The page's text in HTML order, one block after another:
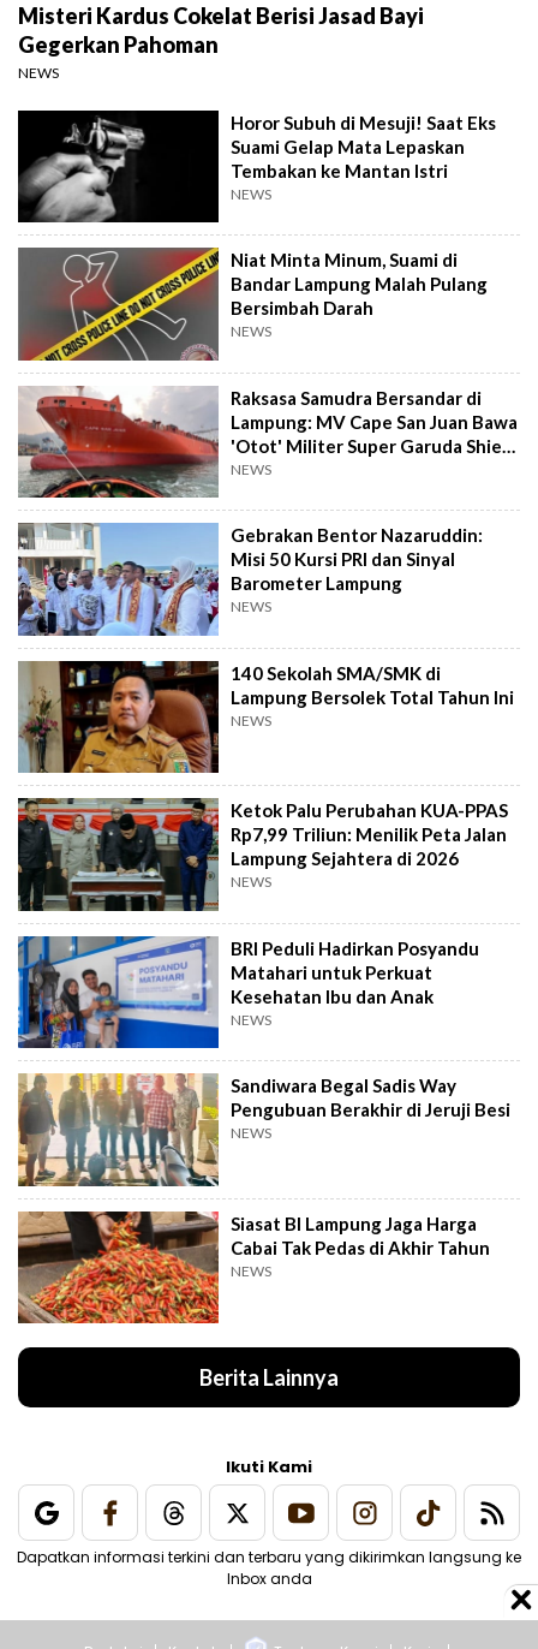
Misteri Kardus Cokelat Berisi Jasad Bayi
Gegerkan Pahoman
NEWS
Horor Subuh di Mesuji! Saat Eks
Suami Gelap Mata Lepaskan
Tembakan ke Mantan Istri
NEWS
Niat Minta Minum, Suami di
Bandar Lampung Malah Pulang
Bersimbah Darah
NEWS
Raksasa Samudra Bersandar di
Lampung: MV Cape San Juan Bawa
'Otot' Militer Super Garuda Shield
2026
NEWS
Gebrakan Bentor Nazaruddin:
Misi 50 Kursi PRI dan Sinyal
Barometer Lampung
NEWS
140 Sekolah SMA/SMK di
Lampung Bersolek Total Tahun Ini
NEWS
Ketok Palu Perubahan KUA-PPAS
Rp7,99 Triliun: Menilik Peta Jalan
Lampung Sejahtera di 2026
NEWS
BRI Peduli Hadirkan Posyandu
Matahari untuk Perkuat
Kesehatan Ibu dan Anak
NEWS
Sandiwara Begal Sadis Way
Pengubuan Berakhir di Jeruji Besi
NEWS
Siasat BI Lampung Jaga Harga
Cabai Tak Pedas di Akhir Tahun
NEWS
Berita Lainnya
Ikuti Kami
Dapatkan informasi terkini dan terbaru yang dikirimkan langsung ke
Inbox anda